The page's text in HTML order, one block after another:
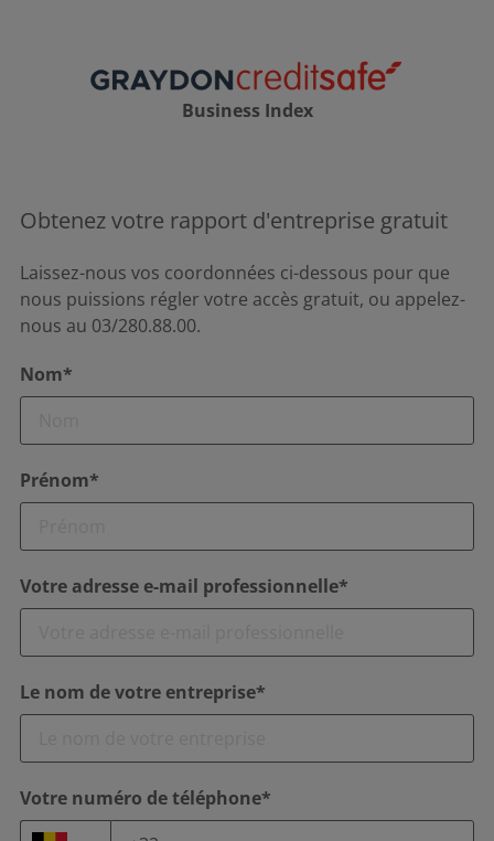
Business Index
Obtenez votre rapport d'entreprise gratuit
Laissez-nous vos coordonnées ci-dessous pour que
nous puissions régler votre accès gratuit, ou appelez-
nous au 03/280.88.00.
Nom*
Prénom*
Votre adresse e-mail professionnelle*
Le nom de votre entreprise*
Votre numéro de téléphone*